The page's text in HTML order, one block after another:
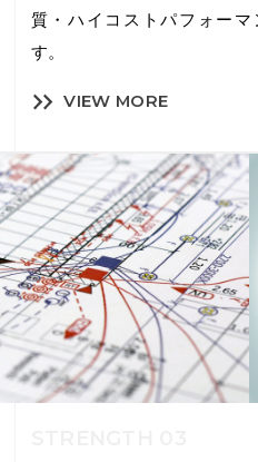
質・ハイコストパフォーマ
す。
VIEW MORE